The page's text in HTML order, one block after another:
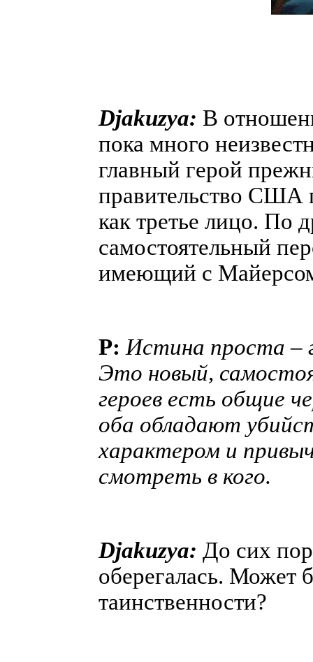
Djakuzya: В
пока много
главный герой
правительство США
как третье лицо. По
самостоятельный
имеющий с
P: Истина проста –
Это новый,
героев есть общие
оба обладают
характером и
смотреть в кого.
Djakuzya: До сих
оберегалась. Может
таинственности?